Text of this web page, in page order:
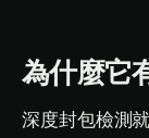
為什麼它
深度封包檢測